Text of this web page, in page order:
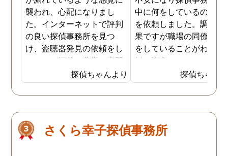
襲われ、心配になりまし
た。インターネットで評判
の良い探偵事務所を見つ
け、盗聴器発見の依頼をし
ました。探偵は非常に専門
的な態度で、家の隅々まで
丁寧に調査してくれまし
た。調査は約3時間ほどで
見つかりませんでしたが、
そのプロセスと説明が非常
探偵ちゃんより
中に何をしているのか調
を依頼しました。調査の
果ですが職場の同僚と浮
をしていることがわかり
婚を決意しました。浮気
現場の写真を妻に突き付
たところ事実を認めたの
離婚するための証拠集め
探偵ちゃん
さくら幸子探偵事務所